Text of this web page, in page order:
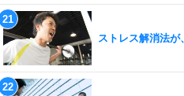
ストレス解消法が